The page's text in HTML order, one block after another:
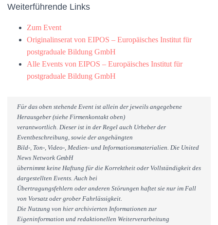
Weiterführende Links
Zum Event
Originalinserat von EIPOS – Europäisches Institut für
postgraduale Bildung GmbH
Alle Events von EIPOS – Europäisches Institut für
postgraduale Bildung GmbH
Für das oben stehende Event ist allein der jeweils angegebene
Herausgeber (siehe Firmenkontakt oben)
verantwortlich. Dieser ist in der Regel auch Urheber der
Eventbeschreibung, sowie der angehängten
Bild-, Ton-, Video-, Medien- und Informationsmaterialien. Die United
News Network GmbH
übernimmt keine Haftung für die Korrektheit oder Vollständigkeit des
dargestellten Events. Auch bei
Übertragungsfehlern oder anderen Störungen haftet sie nur im Fall
von Vorsatz oder grober Fahrlässigkeit.
Die Nutzung von hier archivierten Informationen zur
Eigeninformation und redaktionellen Weiterverarbeitung